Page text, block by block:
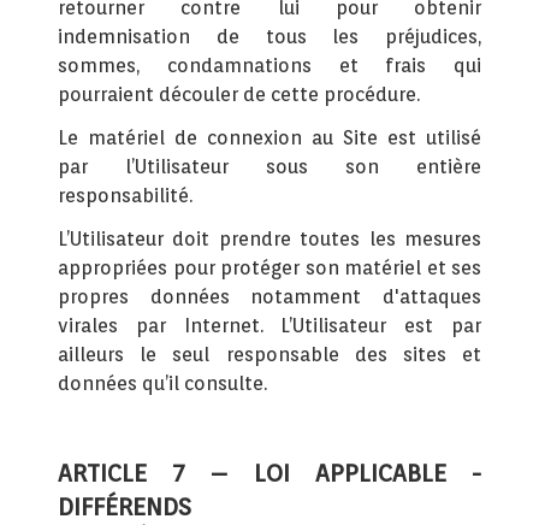
retourner contre lui pour obtenir
indemnisation de tous les préjudices,
sommes, condamnations et frais qui
pourraient découler de cette procédure.
Le matériel de connexion au Site est utilisé
par l’Utilisateur sous son entière
responsabilité.
L’Utilisateur doit prendre toutes les mesures
appropriées pour protéger son matériel et ses
propres données notamment d'attaques
virales par Internet. L’Utilisateur est par
ailleurs le seul responsable des sites et
données qu’il consulte.
ARTICLE 7 – LOI APPLICABLE -
DIFFÉRENDS